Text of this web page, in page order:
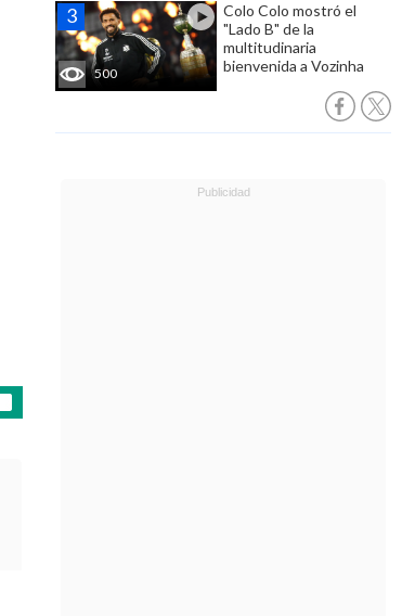
500
Colo Colo mostró el
"Lado B" de la
multitudinaria
bienvenida a Vozinha